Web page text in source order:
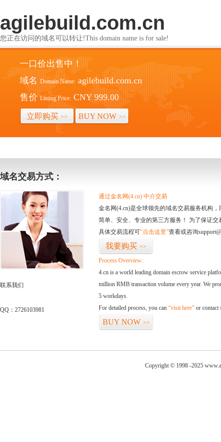
agilebuild.com.cn
您正在访问的域名可以转让!This domain name is for sale!
一口价出售中！
域名 Domain Name: agilebuild.com.cn
售价 Listing Price: CNY 999.00
立即购买 >> BUY NOW >>
域名交易方式：
联系我们
QQ：2726103981
通过金名网(4.cn) 中介交易
金名网(4.cn)是全球领先的域名交易服务机构
简单、安全、专业的第三方服务！ 为了保证
具体交易流程可“点击这里”查看或咨询
我要购买 >>
Process Overview:
4.cn is a world leading domain escrow service
million RMB transaction volume every year. We
5 workdays.
For detailed process, you can “visit here” or contact
BUY NOW >>
Copyright © 1998 -2025